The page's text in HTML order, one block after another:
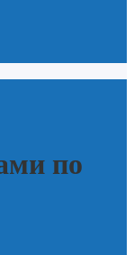
по